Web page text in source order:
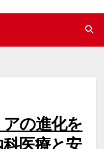
の進化を
医療と安